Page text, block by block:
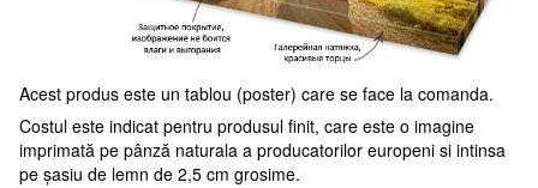
Acest produs este un tablou (poster) care se face la comanda.
Costul este indicat pentru produsul finit, care este o imagine
imprimată pe pânză naturala a producatorilor europeni si intinsa
pe șasiu de lemn de 2,5 cm grosime.